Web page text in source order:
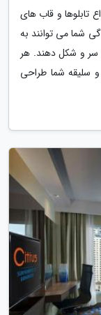
تابلوها و قاب های
شما می توانند به
سر و شکل دهند. هر
سلیقه شما طراحی